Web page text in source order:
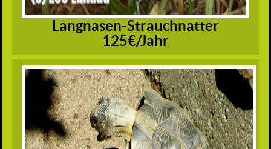
Langnasen-Strauchnatter
125€/Jahr